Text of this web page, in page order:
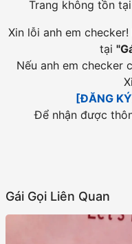
Trang không tồn
Xin lỗi anh em
tại "
Nếu anh em checker
[ĐĂNG
Để nhận được
Gái Gọi Liên Quan